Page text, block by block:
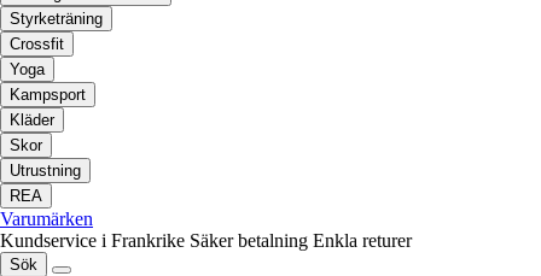
Styrketräning
Crossfit
Yoga
Kampsport
Kläder
Skor
Utrustning
REA
Varumärken
Kundservice i Frankrike Säker betalning Enkla returer
Sök